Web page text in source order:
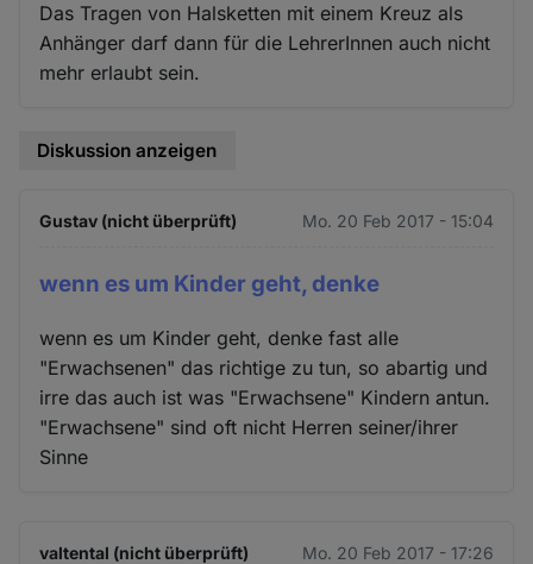
Das Tragen von Halsketten mit einem Kreuz als
Anhänger darf dann für die LehrerInnen auch nicht
mehr erlaubt sein.
Diskussion anzeigen
Gustav (nicht überprüft) Mo. 20 Feb 2017 - 15:04
wenn es um Kinder geht, denke
wenn es um Kinder geht, denke fast alle
"Erwachsenen" das richtige zu tun, so abartig und
irre das auch ist was "Erwachsene" Kindern antun.
"Erwachsene" sind oft nicht Herren seiner/ihrer
Sinne
valtental (nicht überprüft) Mo. 20 Feb 2017 - 17:26